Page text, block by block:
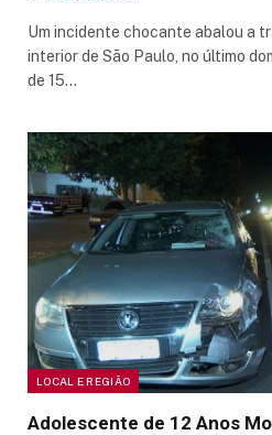
Um incidente chocante abalou a
interior de São Paulo, no último
de 15…
LOCAL E REGIÃO
Adolescente de 12 Anos